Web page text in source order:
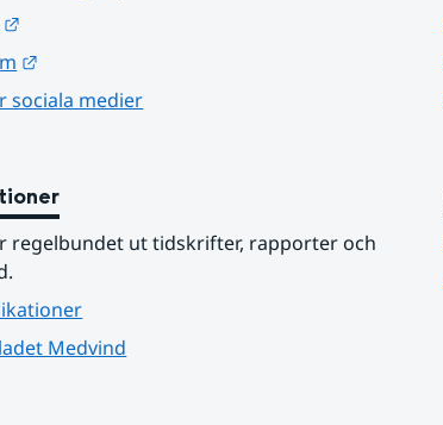
sociala medier
regelbundet ut tidskrifter, rapporter och
Medvind